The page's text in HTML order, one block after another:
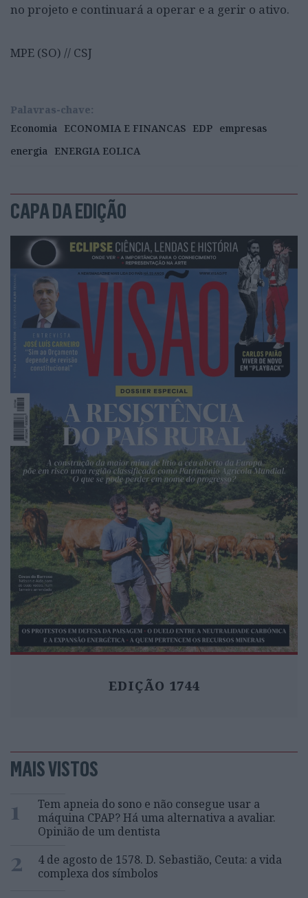
no projeto e continuará a operar e a gerir o ativo.
MPE (SO) // CSJ
Palavras-chave:
Economia ECONOMIA E FINANCAS EDP empresas
energia ENERGIA EOLICA
CAPA DA EDIÇÃO
EDIÇÃO 1744
MAIS VISTOS
1
Tem apneia do sono e não consegue usar a
máquina CPAP? Há uma alternativa a avaliar.
Opinião de um dentista
2
4 de agosto de 1578. D. Sebastião, Ceuta: a vida
complexa dos símbolos